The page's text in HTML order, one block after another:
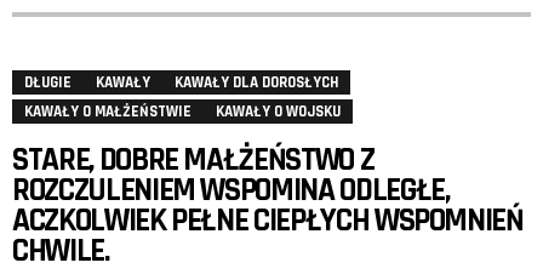
DŁUGIE KAWAŁY
KAWAŁY DLA DOROSŁYCH
KAWAŁY O MAŁŻEŃSTWIE
KAWAŁY O WOJSKU
STARE, DOBRE MAŁŻEŃSTWO Z
ROZCZULENIEM WSPOMINA ODLEGŁE,
ACZKOLWIEK PEŁNE CIEPŁYCH WSPOMNIEŃ
CHWILE.